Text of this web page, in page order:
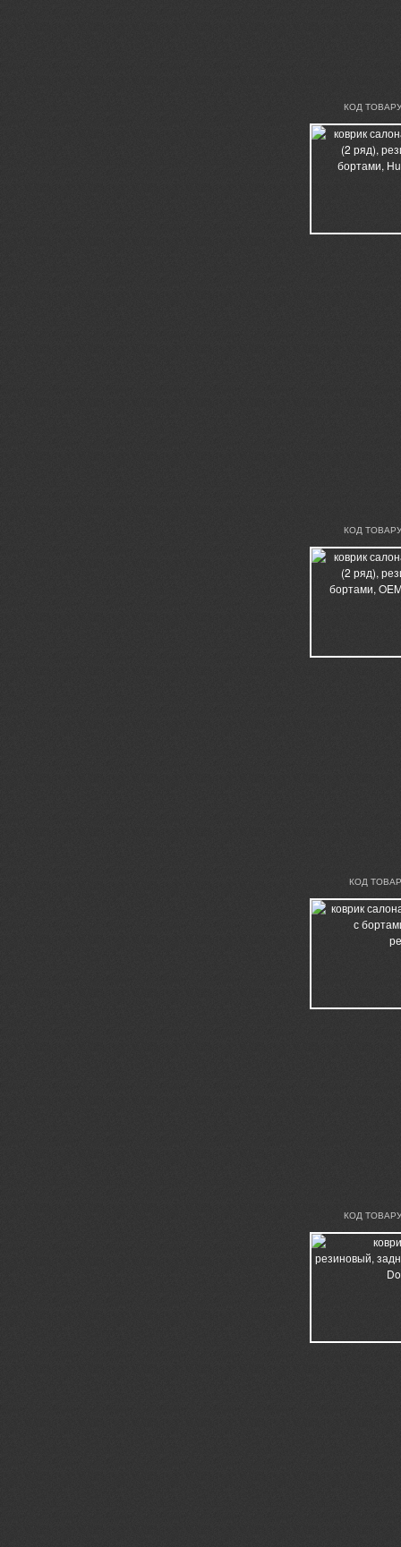
КОД
КОД
КОД
КОД